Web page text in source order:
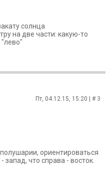
солнца
на две части: какую-то
"лево"
Пт, 04.12.15, 15:20 | # 3
ориентироваться
запад, что справа - восток.